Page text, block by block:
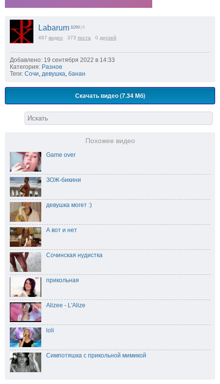
Labarum 11293 | 0
487 видео 373 поста 0 друзей
Добавлено: 19 сентября 2022 в 14:33
Категория: Разное
Теги: Сочи девушка банан
Скачать видео (7.34 Мб)
Похожее видео
Game over
ЗОЖ-бикини
девушка могет :)
А вот и нет
Сочинская нудистка
прикольная
Alizee - L'Alize
loli
Симпотяшка с прикольной мимикой